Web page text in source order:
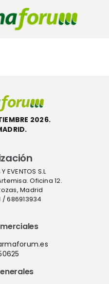
2026.
EVENTOS S.L
Oficina 12.
Madrid
/ 686913934